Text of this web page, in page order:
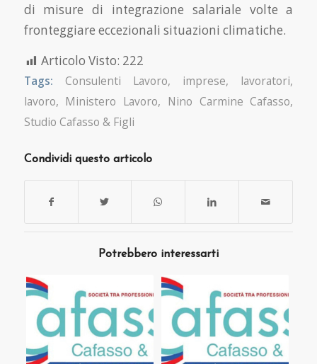
di misure di integrazione salariale volte a
fronteggiare eccezionali situazioni climatiche.
Articolo Visto: 222
Tags: Consulenti Lavoro, imprese, lavoratori,
lavoro, Ministero Lavoro, Nino Carmine Cafasso,
Studio Cafasso & Figli
Condividi questo articolo
Potrebbero interessarti